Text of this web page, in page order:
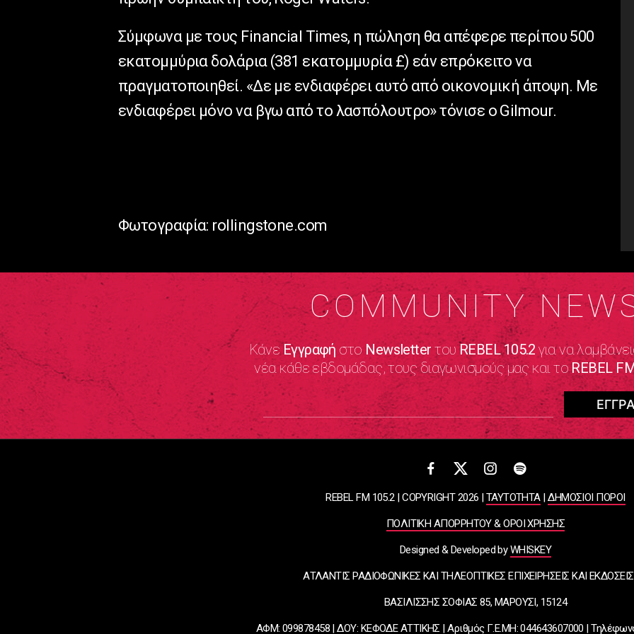
Σύμφωνα με τους Financial Times, η πώληση θα απέφερε περίπου 500
εκατομμύρια δολάρια (381 εκατομμυρία £) εάν επρόκειτο να
πραγματοποιηθεί. «Δε με ενδιαφέρει αυτό από οικονομική άποψη. Με
ενδιαφέρει μόνο να βγω από το λασπόλουτρο» τόνισε ο Gilmour.
Φωτογραφία: rollingstone.com
COMMUNITY
ΚάνεΕγγραφή στο Newsletter τουREBEL 105.2 για να
νέα κάθε εβδομάδας, τους διαγωνισμούς μας και τοREBEL
REBEL FM 105.2 | COPYRIGHT 2026 |ΤΑΥΤΟΤΗΤΑ|ΔΗΜΟΣΙΟΙ ΠΟΡΟΙ
ΠΟΛΙΤΙΚΗ ΑΠΟΡΡΗΤΟΥ & ΟΡΟΙ ΧΡΗΣΗΣ
Designed & Developed byWHISKEY
ΑΤΛΑΝΤΙΣ ΡΑΔΙΟΦΩΝΙΚΕΣ ΚΑΙ ΤΗΛΕΟΠΤΙΚΕΣ ΕΠΙΧΕΙΡΗΣΕΙΣ ΚΑΙ
ΒΑΣΙΛΙΣΣΗΣ ΣΟΦΙΑΣ 85, ΜΑΡΟΥΣΙ, 15124
ΑΦΜ: 099878458 | ΔΟΥ: ΚΕΦΟΔΕ ΑΤΤΙΚΗΣ | Αριθμός Γ.Ε.ΜΗ: 044643607000 |